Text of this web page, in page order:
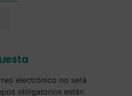
electrónico no será
obligatorios están